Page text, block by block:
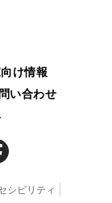
the 208-pin
generic
け情報
い合わせ
シビリティ